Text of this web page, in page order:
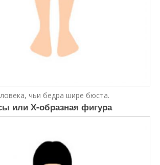
чьи бедра шире бюста.
или Х-образная фигура